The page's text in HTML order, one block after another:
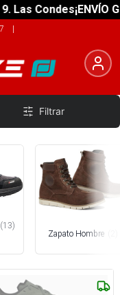
Condes¡ENVÍO
|
Filtrar
(13)
Zapato Hombre